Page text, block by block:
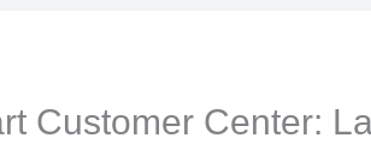
Customer Center: